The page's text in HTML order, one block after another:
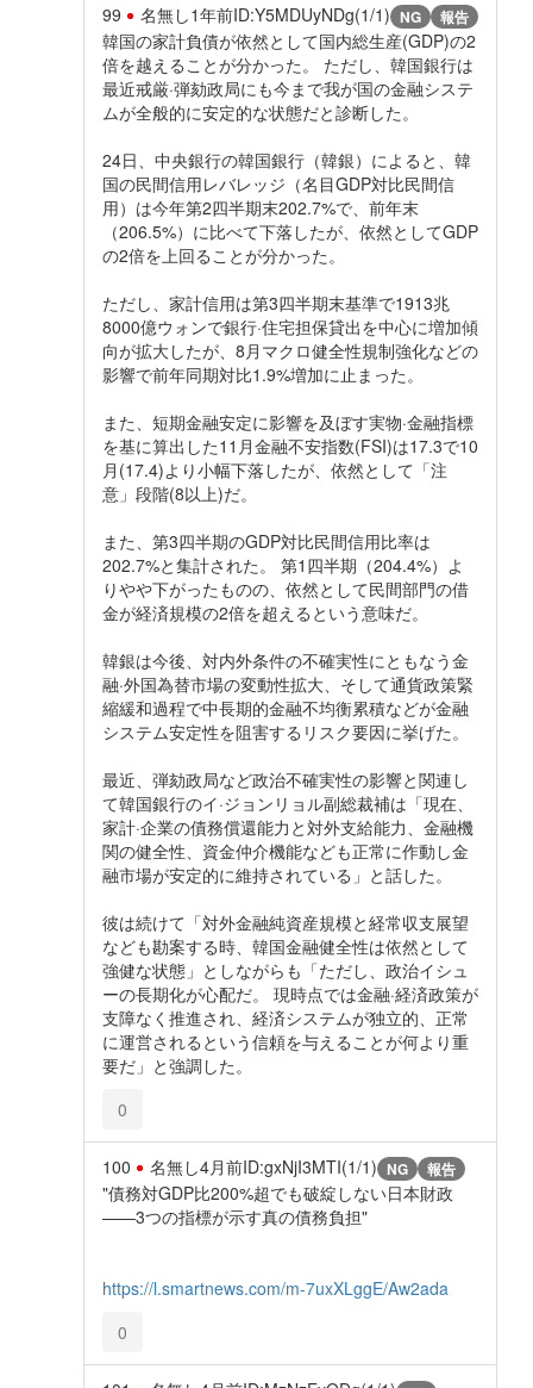
99 名無し1年前ID:Y5MDUyNDg(1/1) NG 報告
韓国の家計負債が依然として国内総生産(GDP)の2
倍を越えることが分かった。 ただし、韓国銀行は
最近戒厳·弾劾政局にも今まで我が国の金融システ
ムが全般的に安定的な状態だと診断した。
24日、中央銀行の韓国銀行（韓銀）によると、韓
国の民間信用レバレッジ（名目GDP対比民間信
用）は今年第2四半期末202.7%で、前年末
（206.5%）に比べて下落したが、依然としてGDP
の2倍を上回ることが分かった。
ただし、家計信用は第3四半期末基準で1913兆
8000億ウォンで銀行·住宅担保貸出を中心に増加傾
向が拡大したが、8月マクロ健全性規制強化などの
影響で前年同期対比1.9%増加に止まった。
また、短期金融安定に影響を及ぼす実物·金融指標
を基に算出した11月金融不安指数(FSI)は17.3で10
月(17.4)より小幅下落したが、依然として「注
意」段階(8以上)だ。
また、第3四半期のGDP対比民間信用比率は
202.7%と集計された。 第1四半期（204.4%）よ
りやや下がったものの、依然として民間部門の借
金が経済規模の2倍を超えるという意味だ。
韓銀は今後、対内外条件の不確実性にともなう金
融·外国為替市場の変動性拡大、そして通貨政策緊
縮緩和過程で中長期的金融不均衡累積などが金融
システム安定性を阻害するリスク要因に挙げた。
最近、弾劾政局など政治不確実性の影響と関連し
て韓国銀行のイ·ジョンリョル副総裁補は「現在、
家計·企業の債務償還能力と対外支給能力、金融機
関の健全性、資金仲介機能なども正常に作動し金
融市場が安定的に維持されている」と話した。
彼は続けて「対外金融純資産規模と経常収支展望
なども勘案する時、韓国金融健全性は依然として
強健な状態」としながらも「ただし、政治イシュ
ーの長期化が心配だ。 現時点では金融·経済政策が
支障なく推進され、経済システムが独立的、正常
に運営されるという信頼を与えることが何より重
要だ」と強調した。
0
100 名無し4月前ID:gxNjI3MTI(1/1) NG 報告
"債務対GDP比200%超でも破綻しない日本財政
——3つの指標が示す真の債務負担"
https://l.smartnews.com/m-7uxXLggE/Aw2ada
0